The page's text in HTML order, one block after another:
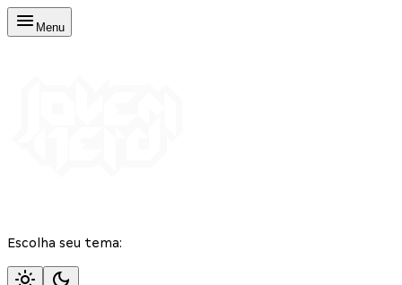
Menu
Escolha seu tema: